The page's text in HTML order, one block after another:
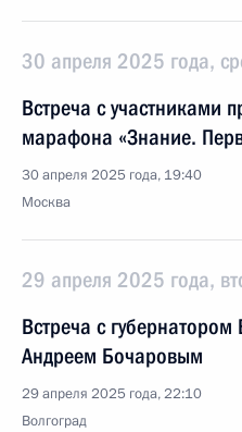
30 апреля 2025 года,
Встреча с участниками
марафона «Знание.
30 апреля 2025 года, 19:40
Москва
29 апреля 2025 года,
Встреча с губернатором
Андреем Бочаровым
29 апреля 2025 года, 22:10
Волгоград